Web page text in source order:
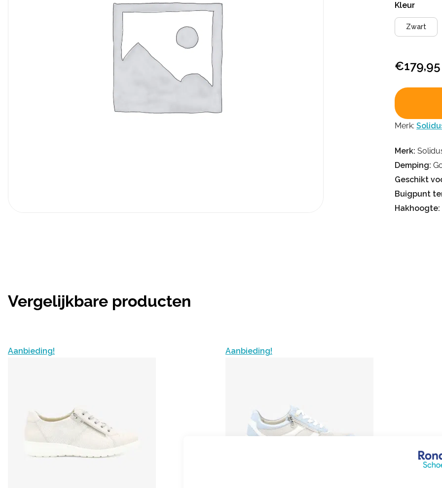
Kleur
Zwart
€179,95
Merk:
Merk:
Demping:
Geschikt
Buigpunt
Hakhoogte:
Vergelijkbare producten
Aanbieding! Aanbieding!